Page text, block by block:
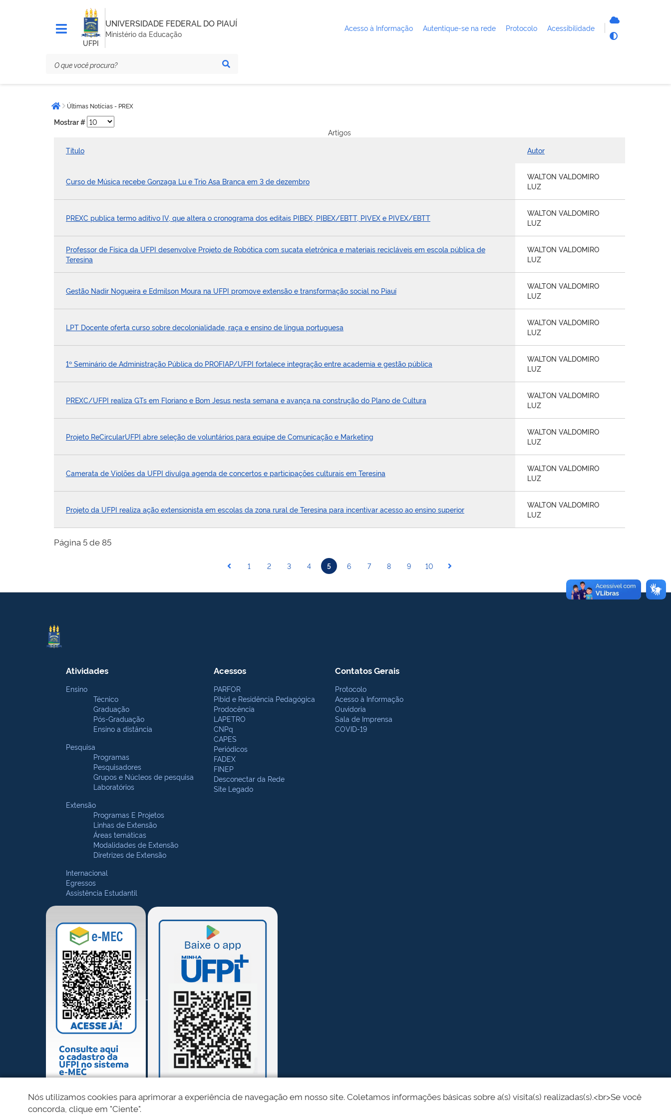
UFPI
UNIVERSIDADE FEDERAL DO PIAUÍ
Ministério da Educação
Acesso à Informação Autentique-se na rede Protocolo Acessibilidade
estáPágina inicial
Últimas Notícias - PREX
Mostrar #
Artigos
Título
Autor
Curso de Música recebe Gonzaga Lu e Trio Asa Branca em 3 de dezembro
WALTON VALDOMIRO
LUZ
PREXC publica termo aditivo IV, que altera o cronograma dos editais PIBEX, PIBEX/EBTT, PIVEX e PIVEX/EBTT
WALTON VALDOMIRO
LUZ
Professor de Física da UFPI desenvolve Projeto de Robótica com sucata eletrônica e materiais recicláveis em escola pública de
Teresina
WALTON VALDOMIRO
LUZ
Gestão Nadir Nogueira e Edmilson Moura na UFPI promove extensão e transformação social no Piauí
WALTON VALDOMIRO
LUZ
LPT Docente oferta curso sobre decolonialidade, raça e ensino de língua portuguesa
WALTON VALDOMIRO
LUZ
1º Seminário de Administração Pública do PROFIAP/UFPI fortalece integração entre academia e gestão pública
WALTON VALDOMIRO
LUZ
PREXC/UFPI realiza GTs em Floriano e Bom Jesus nesta semana e avança na construção do Plano de Cultura
WALTON VALDOMIRO
LUZ
Projeto ReCircularUFPI abre seleção de voluntários para equipe de Comunicação e Marketing
WALTON VALDOMIRO
LUZ
Camerata de Violões da UFPI divulga agenda de concertos e participações culturais em Teresina
WALTON VALDOMIRO
LUZ
Projeto da UFPI realiza ação extensionista em escolas da zona rural de Teresina para incentivar acesso ao ensino superior
WALTON VALDOMIRO
LUZ
Página 5 de 85
1 2 3 4 5 6 7 8 9 10
Atividades
Ensino
Técnico
Graduação
Pós-Graduação
Ensino a distância
Pesquisa
Programas
Pesquisadores
Grupos e Núcleos de pesquisa
Laboratórios
Extensão
Programas E Projetos
Linhas de Extensão
Áreas temáticas
Modalidades de Extensão
Diretrizes de Extensão
Internacional
Egressos
Assistência Estudantil
Acessos
PARFOR
Pibid e Residência Pedagógica
Prodocência
LAPETRO
CNPq
CAPES
Periódicos
FADEX
FINEP
Desconectar da Rede
Site Legado
Contatos Gerais
Protocolo
Acesso à Informação
Ouvidoria
Sala de Imprensa
COVID-19
Nós utilizamos cookies para aprimorar a experiência de navegação em nosso site. Coletamos informações básicas sobre a(s) visita(s) realizadas(s).<br>Se você
concorda, clique em "Ciente".